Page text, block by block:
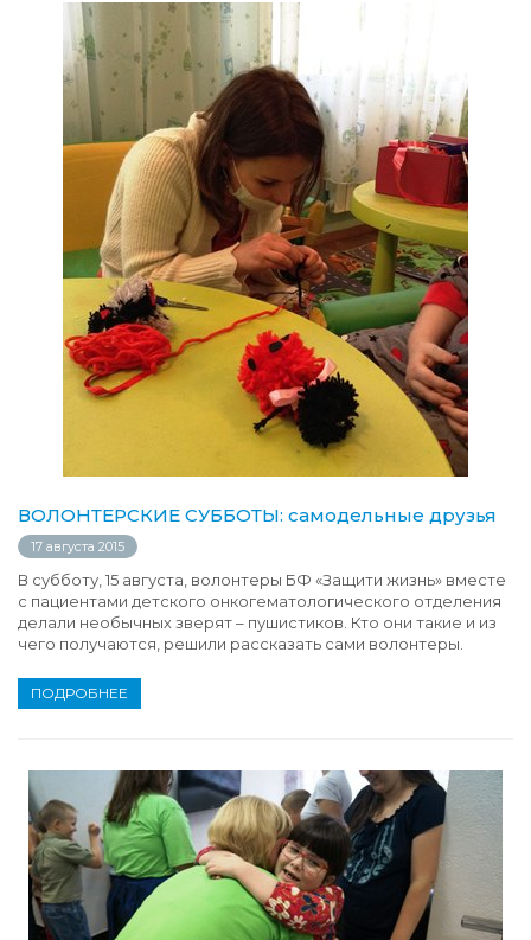
ВОЛОНТЕРСКИЕ СУББОТЫ: самодельные друзья
17 августа 2015
В субботу, 15 августа, волонтеры БФ «Защити жизнь» вместе
с пациентами детского онкогематологического отделения
делали необычных зверят – пушистиков. Кто они такие и из
чего получаются, решили рассказать сами волонтеры.
ПОДРОБНЕЕ